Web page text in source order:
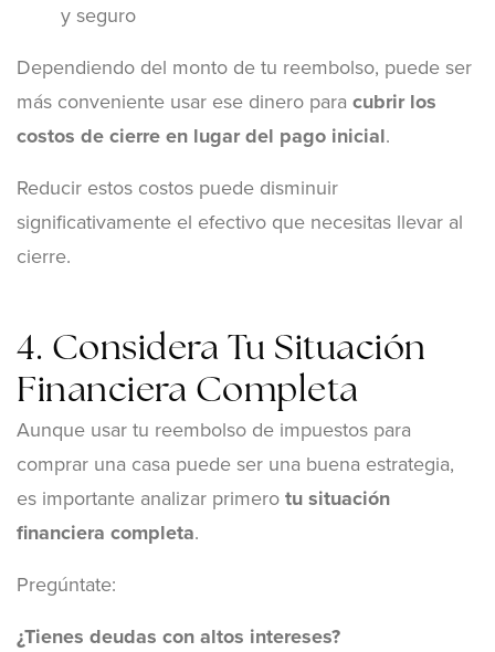
y seguro
Dependiendo del monto de tu reembolso, puede ser
más conveniente usar ese dinero para cubrir los
costos de cierre en lugar del pago inicial.
Reducir estos costos puede disminuir
significativamente el efectivo que necesitas llevar al
cierre.
4. Considera Tu Situación
Financiera Completa
Aunque usar tu reembolso de impuestos para
comprar una casa puede ser una buena estrategia,
es importante analizar primerotu situación
financiera completa.
Pregúntate:
¿Tienes deudas con altos intereses?